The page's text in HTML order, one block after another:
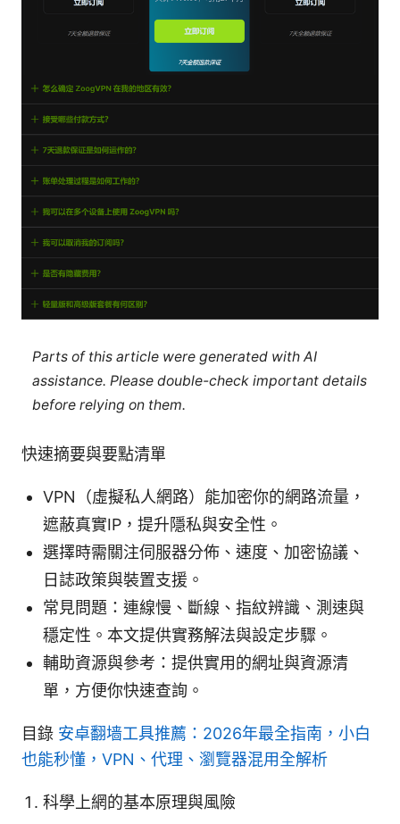
Parts of this article were generated with AI
assistance. Please double-check important details
before relying on them.
快速摘要與要點清單
VPN（虛擬私人網路）能加密你的網路流量，
遮蔽真實IP，提升隱私與安全性。
選擇時需關注伺服器分佈、速度、加密協議、
日誌政策與裝置支援。
常見問題：連線慢、斷線、指紋辨識、測速與
穩定性。本文提供實務解法與設定步驟。
輔助資源與參考：提供實用的網址與資源清
單，方便你快速查詢。
目錄 安卓翻墙工具推薦：2026年最全指南，小白
也能秒懂，VPN、代理、瀏覽器混用全解析
科學上網的基本原理與風險